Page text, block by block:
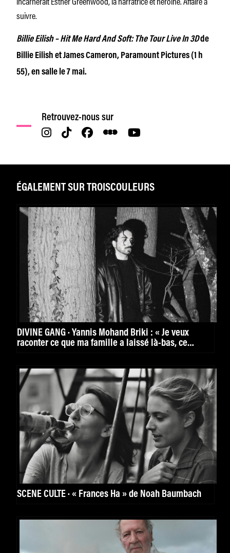
suivre.
Billie Eilish – Hit Me Hard And Soft: The Tour Live In 3Dde
Billie Eilish et James Cameron, Paramount Pictures (1 h
55), en salle le 7 mai.
Retrouvez-nous sur
ÉGALEMENT SUR TROISCOULEURS
DIVINE GANG · Yannis Mohand Briki : « Je veux
raconter ce que ma famille a laissé là-bas, ce
SCÈNE CULTE · « Frances Ha » de Noah Baumbach